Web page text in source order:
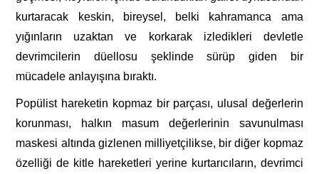
kurtaracak keskin, bireysel, belki kahramanca ama
yığınların uzaktan ve korkarak izledikleri devletle
devrimcilerin düellosu şeklinde sürüp giden bir
mücadele anlayışına bıraktı.
Popülist hareketin kopmaz bir parçası, ulusal değerlerin
korunması, halkın masum değerlerinin savunulması
maskesi altında gizlenen milliyetçilikse, bir diğer kopmaz
özelliği de kitle hareketleri yerine kurtarıcıların, devrimci